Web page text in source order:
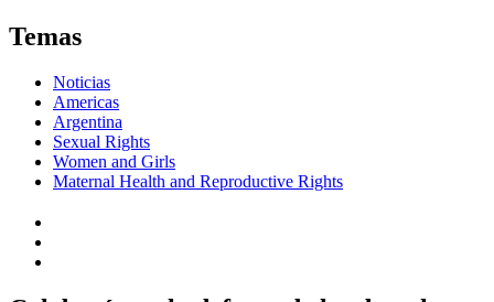
Temas
Noticias
Americas
Argentina
Sexual Rights
Women and Girls
Maternal Health and Reproductive Rights